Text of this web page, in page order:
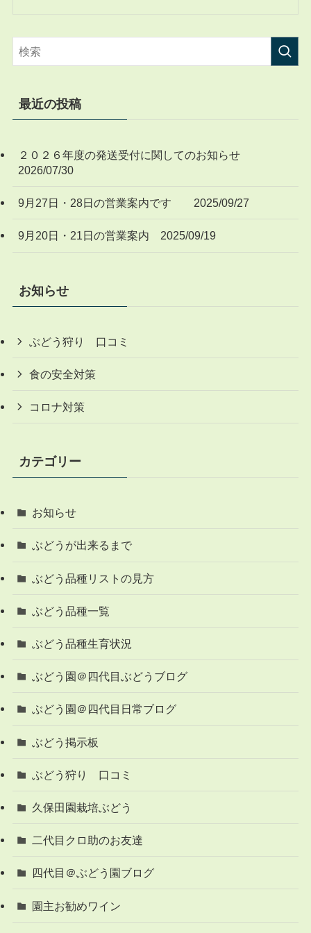
最近の投稿
２０２６年度の発送受付に関してのお知らせ
2026/07/30
9月27日・28日の営業案内です 2025/09/27
9月20日・21日の営業案内 2025/09/19
お知らせ
ぶどう狩り 口コミ
食の安全対策
コロナ対策
カテゴリー
お知らせ
ぶどうが出来るまで
ぶどう品種リストの見方
ぶどう品種一覧
ぶどう品種生育状況
ぶどう園＠四代目ぶどうブログ
ぶどう園＠四代目日常ブログ
ぶどう掲示板
ぶどう狩り 口コミ
久保田園栽培ぶどう
二代目クロ助のお友達
四代目＠ぶどう園ブログ
園主お勧めワイン